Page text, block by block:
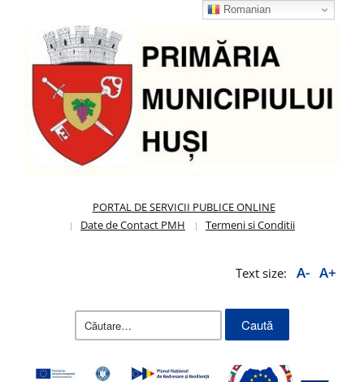
PORTAL DE SERVICII PUBLICE ONLINE
Date de Contact PMH
Termeni si Conditii
Text size: A- A+
Caută
Romanian